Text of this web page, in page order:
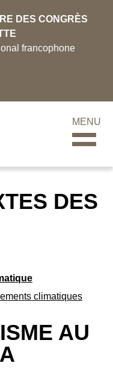
DES CONGRÈS
francophone
MENU
DES
climatiques
AU